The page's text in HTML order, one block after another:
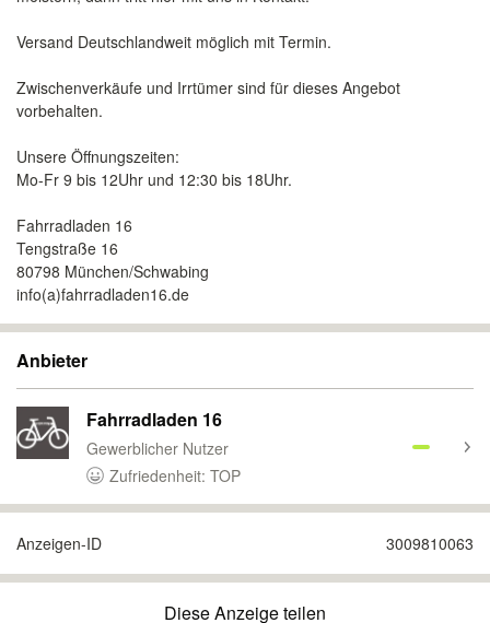
Versand Deutschlandweit möglich mit Termin.
Zwischenverkäufe und Irrtümer sind für dieses Angebot
vorbehalten.
Unsere Öffnungszeiten:
Mo-Fr 9 bis 12Uhr und 12:30 bis 18Uhr.
Fahrradladen 16
Tengstraße 16
80798 München/Schwabing
info(a)fahrradladen16.de
Anbieter
Fahrradladen 16
Gewerblicher Nutzer
Zufriedenheit: TOP
Anzeigen-ID 3009810063
Diese Anzeige teilen